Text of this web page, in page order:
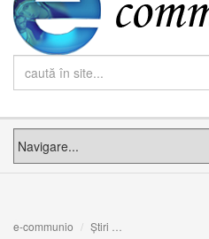
e-communio Știri